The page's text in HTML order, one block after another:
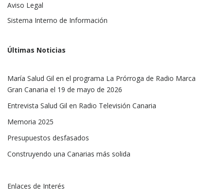
Aviso Legal
Sistema Interno de Información
Últimas Noticias
María Salud Gil en el programa La Prórroga de Radio Marca
Gran Canaria el 19 de mayo de 2026
Entrevista Salud Gil en Radio Televisión Canaria
Memoria 2025
Presupuestos desfasados
Construyendo una Canarias más solida
Enlaces de Interés